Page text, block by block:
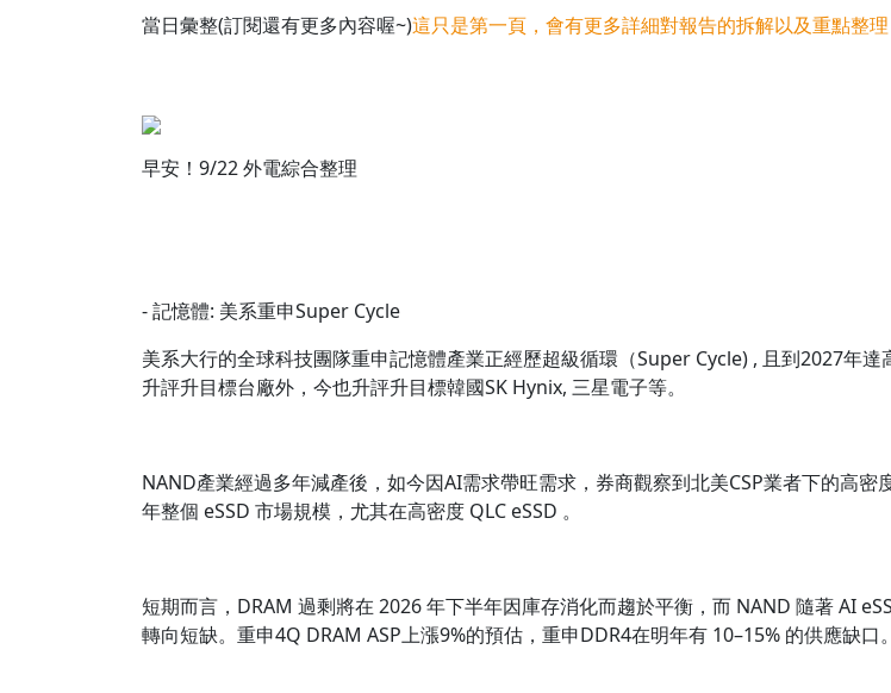
當日彙整(訂閱還有更多內容喔~)這只是第一頁，會有更多詳細對報告的拆解以及重點整理
早安！9/22 外電綜合整理
- 記憶體: 美系重申Super Cycle
美系大行的全球科技團隊重申記憶體產業正經歷超級循環（Super Cycle) , 且到2027年達
升評升目標台廠外，今也升評升目標韓國SK Hynix, 三星電子等。
NAND產業經過多年減產後，如今因AI需求帶旺需求，券商觀察到北美CSP業者下的高密
年整個 eSSD 市場規模，尤其在高密度 QLC eSSD 。
短期而言，DRAM 過剩將在 2026 年下半年因庫存消化而趨於平衡，而 NAND 隨著 AI
轉向短缺。重申4Q DRAM ASP上漲9%的預估，重申DDR4在明年有 10–15% 的供應缺口。